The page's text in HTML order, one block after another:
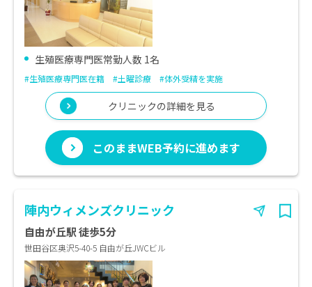
生殖医療専門医常勤人数 1名
#生殖医療専門医在籍 #土曜診療 #体外受精を実施
クリニックの詳細を見る
このままWEB予約に進めます
陣内ウィメンズクリニック
自由が丘駅 徒歩5分
世田谷区奥沢5-40-5 自由が丘JWCビル